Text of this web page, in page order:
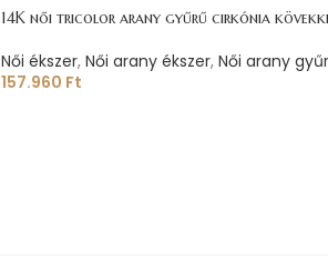
14K női tricolor arany gyűrű cirkónia
Női ékszer, Női arany ékszer, Női arany
157.960 Ft